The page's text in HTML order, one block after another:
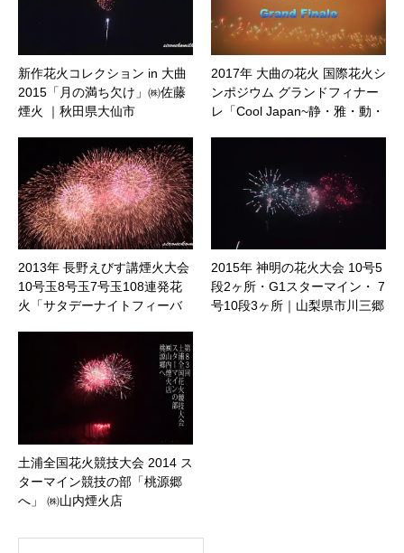
新作花火コレクション in 大曲
2015「月の満ち欠け」㈱佐藤
煙火 ｜秋田県大仙市
2017年 大曲の花火 国際花火シ
ンポジウム グランドフィナー
レ「Cool Japan~静・雅・動・
2013年 長野えびす講煙火大会
10号玉8号玉7号玉108連発花
火「サタデーナイトフィーバ
2015年 神明の花火大会 10号5
段2ヶ所・G1スターマイン・ 7
号10段3ヶ所｜山梨県市川三郷
土浦全国花火競技大会 2014 ス
ターマイン競技の部「桃源郷
へ」 ㈱山内煙火店